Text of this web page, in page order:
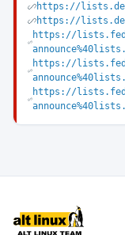
https://
https://
https://
https://
https://